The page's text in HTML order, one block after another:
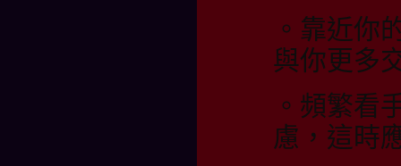
。靠近你
與你更多
。頻繁看
慮，這時